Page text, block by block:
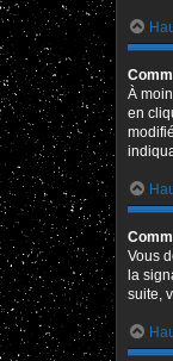
À
en
Vous
la
suite,